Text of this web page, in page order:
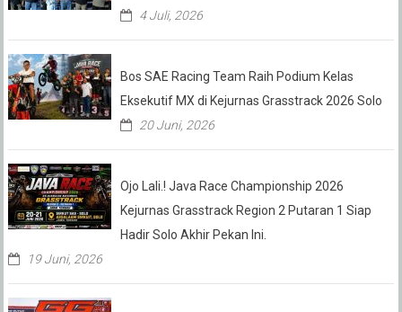
4 Juli, 2026
Bos SAE Racing Team Raih Podium Kelas
Eksekutif MX di Kejurnas Grasstrack 2026 Solo
20 Juni, 2026
Ojo Lali.! Java Race Championship 2026
Kejurnas Grasstrack Region 2 Putaran 1 Siap
Hadir Solo Akhir Pekan Ini.
19 Juni, 2026